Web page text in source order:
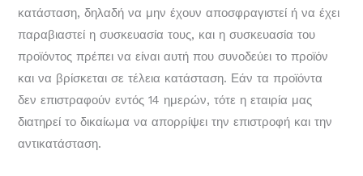
κατάσταση, δηλαδή να μην έχουν αποσφραγιστεί ή να έχει
παραβιαστεί η συσκευασία τους, και η συσκευασία του
προϊόντος πρέπει να είναι αυτή που συνοδεύει το προϊόν
και να βρίσκεται σε τέλεια κατάσταση. Εάν τα προϊόντα
δεν επιστραφούν εντός 14 ημερών, τότε η εταιρία μας
διατηρεί το δικαίωμα να απορρίψει την επιστροφή και την
αντικατάσταση.